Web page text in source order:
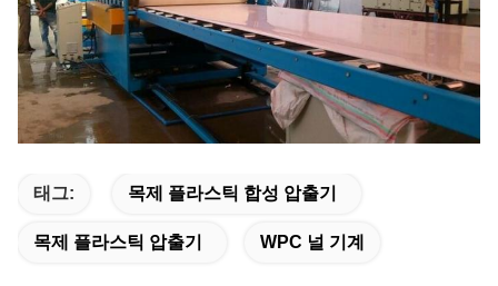
태그: 목제 플라스틱 합성 압출기
목제 플라스틱 압출기 WPC 널 기계